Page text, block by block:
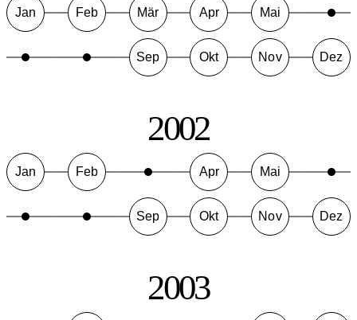
Jan Feb Mär Apr Mai
Sep Okt Nov Dez
2002
Jan Feb Apr Mai
Sep Okt Nov Dez
2003